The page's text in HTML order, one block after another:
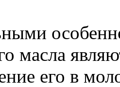
масла
его в